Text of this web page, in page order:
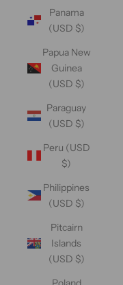
Panama
(USD $)
Papua New
Guinea
(USD $)
Paraguay
(USD $)
Peru (USD
$)
Philippines
(USD $)
Pitcairn
Islands
(USD $)